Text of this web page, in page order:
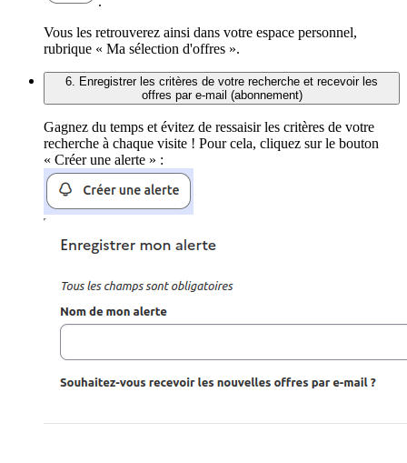
Vous les retrouverez ainsi dans votre espace personnel,
rubrique « Ma sélection d'offres ».
6. Enregistrer les critères de votre recherche et recevoir les
offres par e-mail (abonnement)
Gagnez du temps et évitez de ressaisir les critères de votre
recherche à chaque visite ! Pour cela, cliquez sur le bouton
« Créer une alerte » :